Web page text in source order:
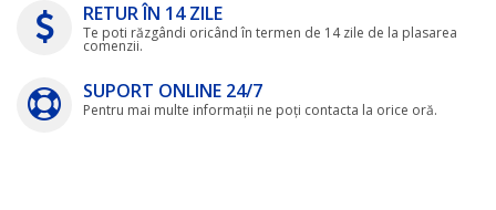
RETUR ÎN 14 ZILE
Te poti răzgândi oricând în termen de 14 zile de la plasarea
comenzii.
SUPORT ONLINE 24/7
Pentru mai multe informații ne poți contacta la orice oră.